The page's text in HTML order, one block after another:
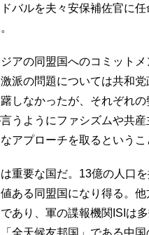
バルを夫々安保補佐官に
アの同盟国へのコミット
派の問題については共和
しなかったが、それぞれ
うようにファシズムや共
アプローチを取るというこ
重要な国だ。13億の人口
ある同盟国になり得る。
あり、軍の諜報機関ISIは